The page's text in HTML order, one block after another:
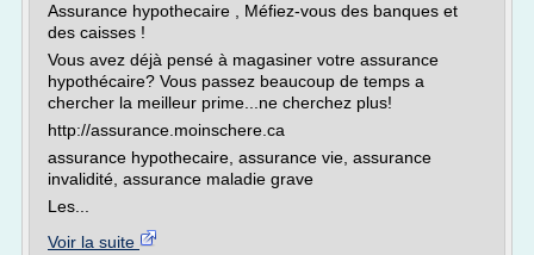
Assurance hypothecaire , Méfiez-vous des banques et
des caisses !
Vous avez déjà pensé à magasiner votre assurance
hypothécaire? Vous passez beaucoup de temps a
chercher la meilleur prime...ne cherchez plus!
http://assurance.moinschere.ca
assurance hypothecaire, assurance vie, assurance
invalidité, assurance maladie grave
Les...
Voir la suite